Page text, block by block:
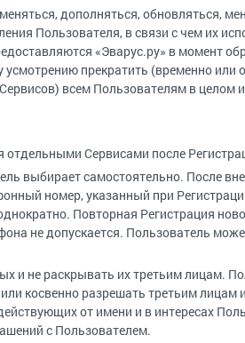
дополняться, обновляться,
Пользователя, в связи с чем их
«Эварус.ру» в момент
прекратить (временно или
всем Пользователям в целом
Сервисами после
выбирает самостоятельно. После
номер, указанный при
Повторная Регистрация
не допускается. Пользователь
и не раскрывать их третьим лицам.
косвенно разрешать третьим лицам
от имени и в интересах
с Пользователем.